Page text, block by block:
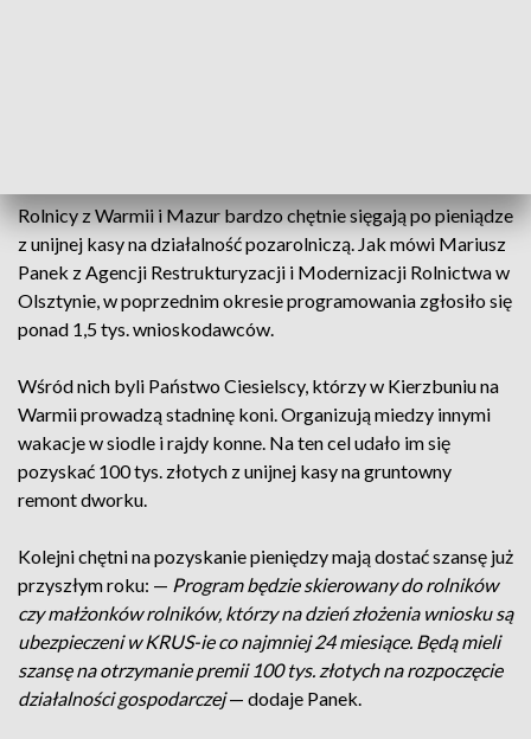
Rolnicy z Warmii i Mazur bardzo chętnie sięgają po pieniądze
z unijnej kasy na działalność pozarolniczą. Jak mówi Mariusz
Panek z Agencji Restrukturyzacji i Modernizacji Rolnictwa w
Olsztynie, w poprzednim okresie programowania zgłosiło się
ponad 1,5 tys. wnioskodawców.
Wśród nich byli Państwo Ciesielscy, którzy w Kierzbuniu na
Warmii prowadzą stadninę koni. Organizują miedzy innymi
wakacje w siodle i rajdy konne. Na ten cel udało im się
pozyskać 100 tys. złotych z unijnej kasy na gruntowny
remont dworku.
Kolejni chętni na pozyskanie pieniędzy mają dostać szansę już
przyszłym roku: — Program będzie skierowany do rolników
czy małżonków rolników, którzy na dzień złożenia wniosku są
ubezpieczeni w KRUS-ie co najmniej 24 miesiące. Będą mieli
szansę na otrzymanie premii 100 tys. złotych na rozpoczęcie
działalności gospodarczej— dodaje Panek.